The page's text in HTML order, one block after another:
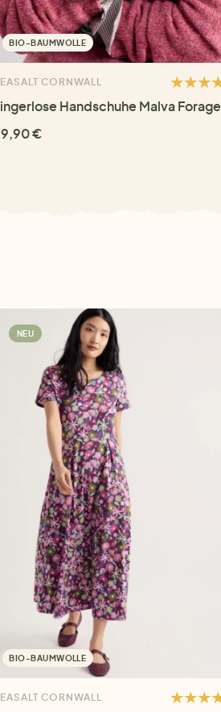
BIO-BAUMWOLLE
CORNWALL
Handschuhe Malva Forage
€
NEU
BIO-BAUMWOLLE
CORNWALL